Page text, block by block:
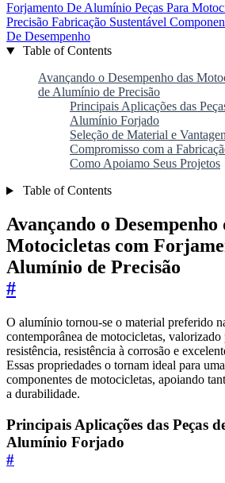
Forjamento De Alumínio Peças Para
Precisão Fabricação Sustentável
De Desempenho
Table of Contents
Avançando o Desempenho das
de Alumínio de Precisão
Principais Aplicações das
Alumínio Forjado
Seleção de Material e
Compromisso com a
Como Apoiamo Seus Projetos
Table of Contents
Avançando o Desempenho
Motocicletas com
Alumínio de Precisão
#
O alumínio tornou-se o material preferido
contemporânea de motocicletas, valorizado
resistência, resistência à corrosão e
Essas propriedades o tornam ideal para
componentes de motocicletas, apoiando
a durabilidade.
Principais Aplicações das Peças
Alumínio Forjado
#